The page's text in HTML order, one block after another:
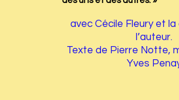
avec Cécile Fleury et
l’auteur.
Texte de Pierre Notte,
Yves